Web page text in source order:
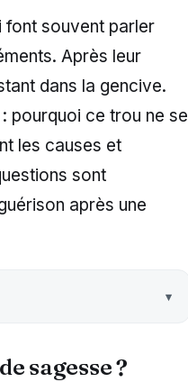
font souvent parler
Après leur
dans la gencive.
pourquoi ce trou ne se
les causes et
sont
après une
sagesse ?